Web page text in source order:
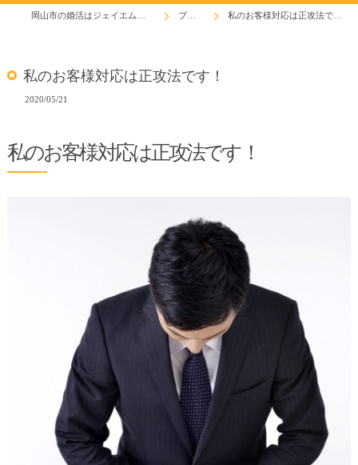
ブログ 私のお客様対応は正攻法です！
私のお客様対応は正攻法です！
2020/05/21
私のお客様対応は正攻法です！